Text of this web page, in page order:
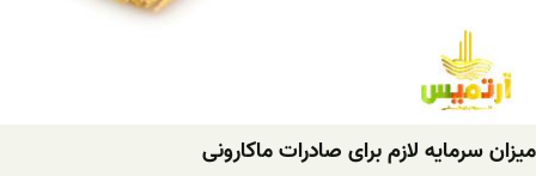
میزان سرمایه لازم برای صادرات ماکارونی